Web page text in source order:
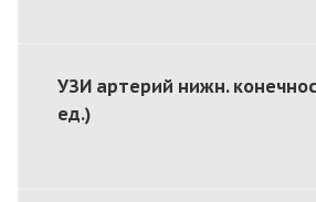
УЗИ артерий нижн.
ед.)